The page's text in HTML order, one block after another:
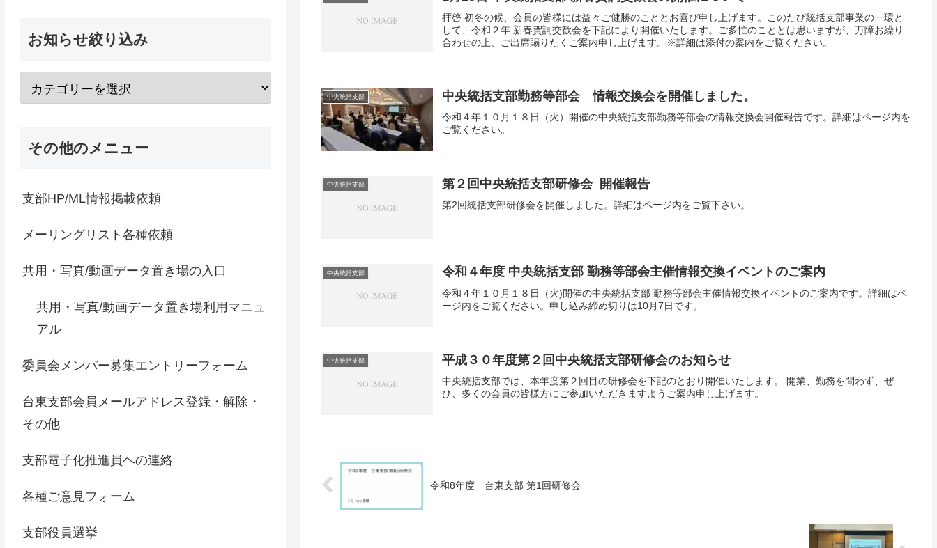
拝啓 初冬の候、会員の皆様には益々ご健勝のこととお喜び申し上げます。このたび統括支部事業の一環と
して、令和２年 新春賀詞交歓会を下記により開催いたします。ご多忙のこととは思いますが、万障お繰り
合わせの上、ご出席賜りたくご案内申し上げます。※詳細は添付の案内をご覧ください。
中央統括支部 中央統括支部勤務等部会 情報交換会を開催しました。
令和４年１０月１８日（火）開催の中央統括支部勤務等部会の情報交換会開催報告です。詳細はページ内を
ご覧ください。
中央統括支部 第２回中央統括支部研修会 開催報告
第2回統括支部研修会を開催しました。詳細はページ内をご覧下さい。
中央統括支部 令和４年度 中央統括支部 勤務等部会主催情報交換イベントのご案内
令和４年１０月１８日（火)開催の中央統括支部 勤務等部会主催情報交換イベントのご案内です。詳細はペ
ージ内をご覧ください。申し込み締め切りは10月7日です。
中央統括支部 平成３０年度第２回中央統括支部研修会のお知らせ
中央統括支部では、本年度第２回目の研修会を下記のとおり開催いたします。 開業、勤務を問わず、ぜ
ひ、多くの会員の皆様方にご参加いただきますようご案内申し上げます。
令和8年度 台東支部 第1回研修会
お知らせ絞り込み
その他のメニュー
支部HP/ML情報掲載依頼
メーリングリスト各種依頼
共用・写真/動画データ置き場の入口
共用・写真/動画データ置き場利用マニュ
アル
委員会メンバー募集エントリーフォーム
台東支部会員メールアドレス登録・解除・
その他
支部電子化推進員ヘの連絡
各種ご意見フォーム
支部役員選挙